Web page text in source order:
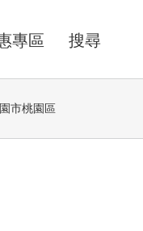
專區 搜尋
市桃園區